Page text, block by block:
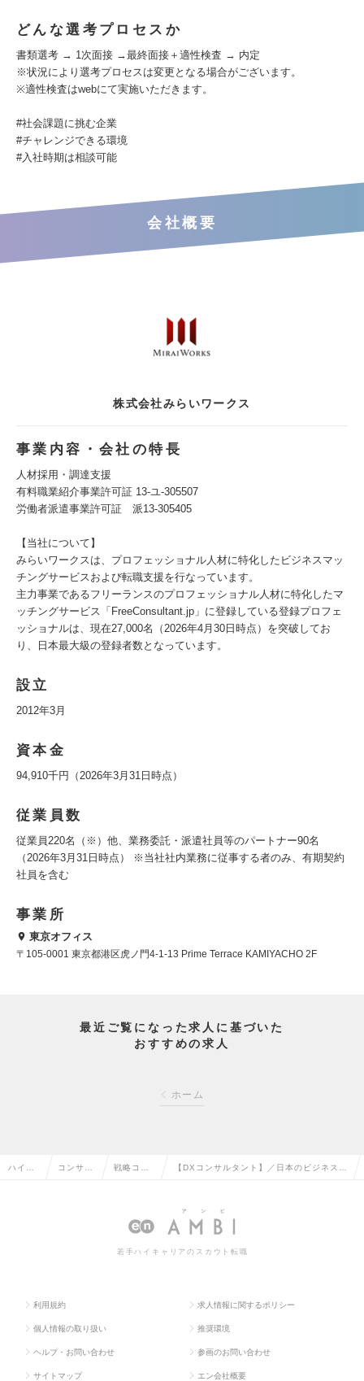
どんな選考プロセスか
書類選考 → 1次面接 →最終面接＋適性検査 → 内定
※状況により選考プロセスは変更となる場合がございます。
※適性検査はwebにて実施いただきます。
#社会課題に挑む企業
#チャレンジできる環境
#入社時期は相談可能
会社概要
株式会社みらいワークス
事業内容・会社の特長
人材採用・調達支援
有料職業紹介事業許可証 13-ユ-305507
労働者派遣事業許可証 派13-305405
【当社について】
みらいワークスは、プロフェッショナル人材に特化したビジネスマッ
チングサービスおよび転職支援を行なっています。
主力事業であるフリーランスのプロフェッショナル人材に特化したマ
ッチングサービス「FreeConsultant.jp」に登録している登録プロフェ
ッショナルは、現在27,000名（2026年4月30日時点）を突破してお
り、日本最大級の登録者数となっています。
設立
2012年3月
資本金
94,910千円（2026年3月31日時点）
従業員数
従業員220名（※）他、業務委託・派遣社員等のパートナー90名
（2026年3月31日時点） ※当社社内業務に従事する者のみ、有期契約
社員を含む
事業所
東京オフィス
〒105-0001 東京都港区虎ノ門4-1-13 Prime Terrace KAMIYACHO 2F
最近ご覧になった求人に基づいた
おすすめの求人
ホーム
ハイク コンサル 戦略コン
トの転職
【DXコンサルタント】／日本のビジネスモ
グロース上場の求人情報
若手ハイキャリアのスカウト転職
利用規約 求人情報に関するポリシー
個人情報の取り扱い 推奨環境
ヘルプ・お問い合わせ 参画のお問い合わせ
サイトマップ エン会社概要